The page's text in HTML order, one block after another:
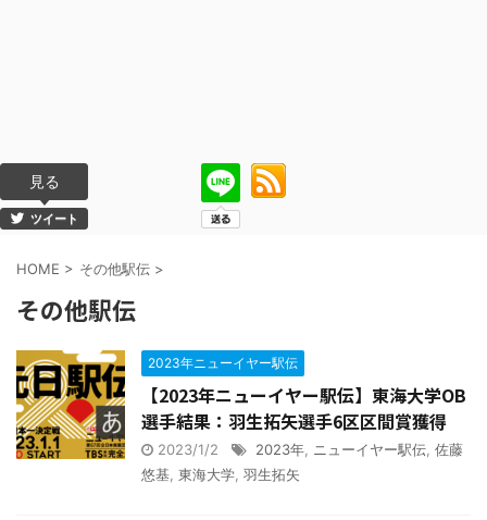
見る
ツイート
HOME > その他駅伝 >
その他駅伝
2023年ニューイヤー駅伝
【2023年ニューイヤー駅伝】東海大学OB
選手結果：羽生拓矢選手6区区間賞獲得
2023/1/2 2023年 ニューイヤー駅伝 佐藤
悠基 東海大学 羽生拓矢